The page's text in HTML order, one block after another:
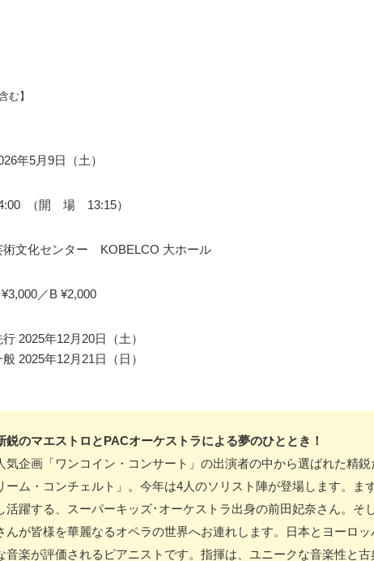
む】
年5月9日（土）
（開 場 13:15）
術文化センター KOBELCO 大ホール
／B ¥2,000
行 2025年12月20日（土）
般 2025年12月21日（日）
鋭のマエストロとPACオーケストラによる夢のひととき！
気企画「ワンコイン・コンサート」の出演者の中から選ばれた精
ーム・コンチェルト」。今年は4人のソリスト陣が登場します。ま
活躍する、スーパーキッズ･オーケストラ出身の前田妃奈さん。そ
んが皆様を華麗なるオペラの世界へお連れします。日本とヨーロ
音楽が評価されるピアニストです。指揮は、ユニークな音楽性と